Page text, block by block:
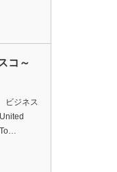
コ～
ビジネス